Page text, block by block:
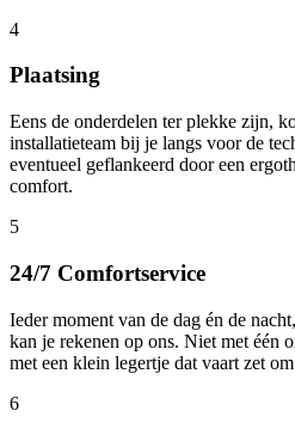
4
Plaatsing
Eens de onderdelen ter plekke zijn,
installatieteam bij je langs voor de
eventueel geflankeerd door een
comfort.
5
24/7 Comfortservice
Ieder moment van de dag én de
kan je rekenen op ons. Niet met één
met een klein legertje dat vaart zet
6